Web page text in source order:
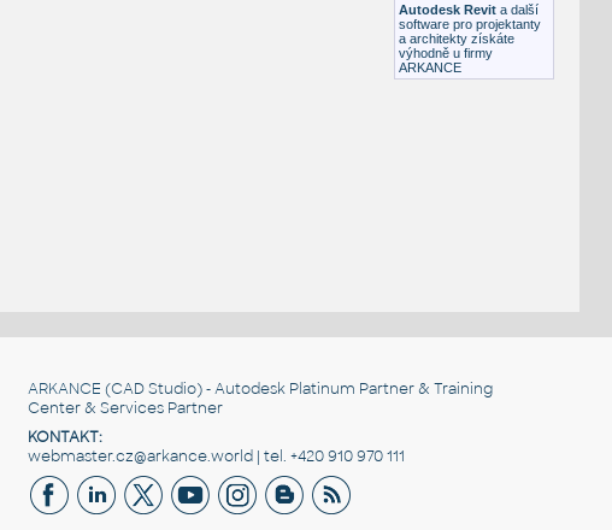
Autodesk Revit a další
software pro projektanty
a architekty získáte
výhodně u firmy
ARKANCE
ARKANCE (CAD Studio) - Autodesk Platinum Partner & Training
Center & Services Partner
KONTAKT:
webmaster.cz@arkance.world | tel. +420 910 970 111